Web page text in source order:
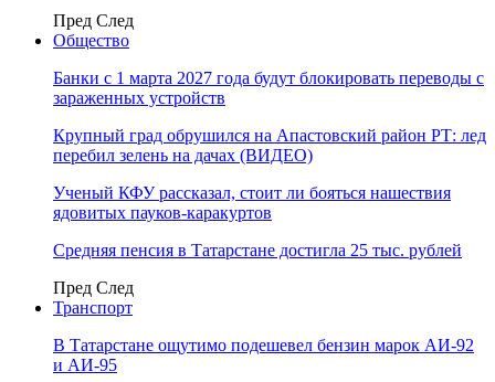
Пред След
Общество
Банки с 1 марта 2027 года будут блокировать переводы с
зараженных устройств
Крупный град обрушился на Апастовский район РТ: лед
перебил зелень на дачах (ВИДЕО)
Ученый КФУ рассказал, стоит ли бояться нашествия
ядовитых пауков-каракуртов
Средняя пенсия в Татарстане достигла 25 тыс. рублей
Пред След
Транспорт
В Татарстане ощутимо подешевел бензин марок АИ-92
и АИ-95